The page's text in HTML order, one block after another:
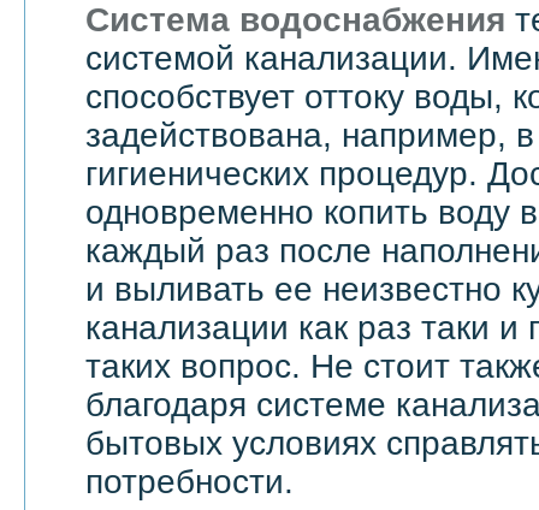
Система водоснабжения
системой канализации.
способствует оттоку воды,
задействована, например,
гигиенических процедур.
одновременно копить воду
каждый раз после
и выливать ее неизвестно
канализации как раз таки и
таких вопрос. Не стоит
благодаря системе
бытовых условиях
потребности.